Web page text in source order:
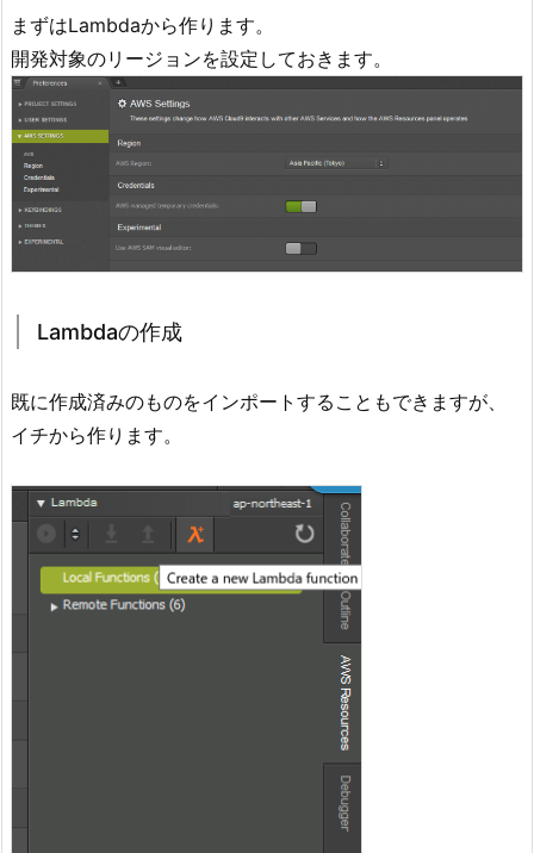
まずはLambdaから作ります。
開発対象のリージョンを設定しておきます。
Lambdaの作成
既に作成済みのものをインポートすることもできますが、
イチから作ります。